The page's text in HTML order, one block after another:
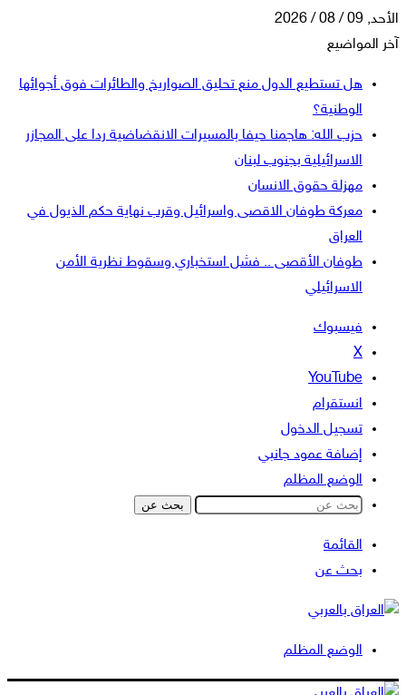
الأحد, 09 / 08 / 2026
آخر المواضيع
هل تستطيع الدول منع تحليق الصواريخ والطائرات فوق أجوائها
الوطنية؟
حزب الله: هاجمنا حيفا بالمسيرات الانقضاضية ردا على المجازر
الاسرائيلية بجنوب لبنان
مهزلة حقوق الانسان
معركة طوفان الاقصى واسرائيل وقرب نهاية حكم الذيول في
العراق
طوفان الأقصى .. فشل استخباري وسقوط نظرية الأمن
الاسرائيلي
فيسبوك
‫X
‫YouTube
انستقرام
تسجيل الدخول
إضافة عمود جانبي
الوضع المظلم
بحث عن
القائمة
بحث عن
الوضع المظلم